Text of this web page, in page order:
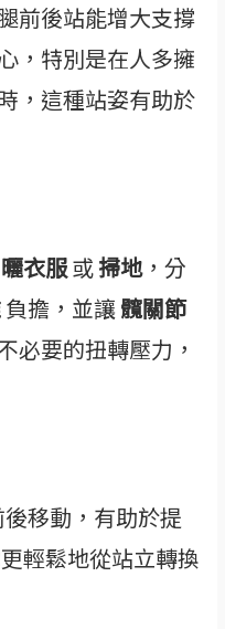
前後站能增大支撐
，特別是在人多擁
，這種站姿有助於
曬衣服或掃地，分
負擔，並讓 髖關節
必要的扭轉壓力，
移動，有助於提
輕鬆地從站立轉換